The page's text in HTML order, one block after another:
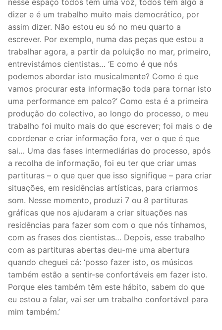
nesse espaço todos têm uma voz, todos têm algo a
dizer e é um trabalho muito mais democrático, por
assim dizer. Não estou eu só no meu quarto a
escrever. Por exemplo, numa das peças que estou a
trabalhar agora, a partir da poluição no mar, primeiro,
entrevistámos cientistas… ‘E como é que nós
podemos abordar isto musicalmente? Como é que
vamos procurar esta informação toda para tornar isto
uma performance em palco?’ Como esta é a primeira
produção do colectivo, ao longo do processo, o meu
trabalho foi muito mais do que escrever; foi mais o de
coordenar e criar informação fora, ver o que é que
sai… Uma das fases intermediárias do processo, após
a recolha de informação, foi eu ter que criar umas
partituras – o que quer que isso signifique – para criar
situações, em residências artísticas, para criarmos
som. Nesse momento, produzi 7 ou 8 partituras
gráficas que nos ajudaram a criar situações nas
residências para fazer som com o que nós tínhamos,
com as frases dos cientistas… Depois, esse trabalho
com as partituras abertas deu-me uma abertura
quando cheguei cá: ‘posso fazer isto, os músicos
também estão a sentir-se confortáveis em fazer isto.
Porque eles também têm este hábito, sabem do que
eu estou a falar, vai ser um trabalho confortável para
mim também.’